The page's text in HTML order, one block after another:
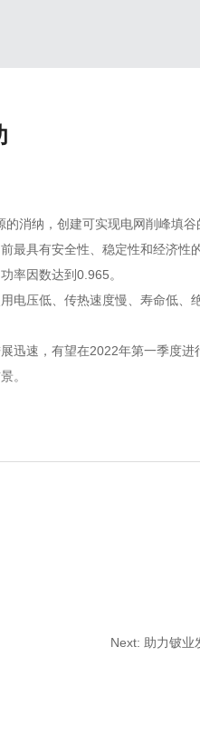
消纳，创建可实现电网削峰填谷
最具有安全性、稳定性和经济性
率因数达到0.965。
压低、传热速度慢、寿命低、
迅速，有望在2022年第一季度进
。
Next: 助力铍业